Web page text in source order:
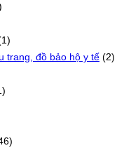
trang, đồ bảo hộ y tế (2)